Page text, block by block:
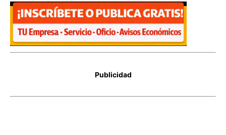
Publicidad